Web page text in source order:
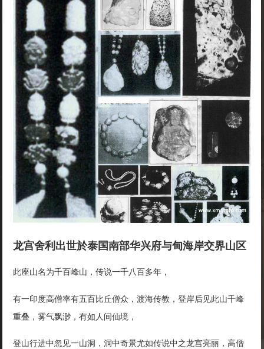
龙宫舍利出世於泰国南部华兴府与甸海岸交界山区
此座山名为千百峰山，传说一千八百多年，
有一印度高僧率有五百比丘僧众，渡海传教，登岸后见此山千峰
重叠，雾气飘渺，有如人间仙境，
登山行进中忽见一山洞，洞中奇景尤如传说中之龙宫亮丽，高僧